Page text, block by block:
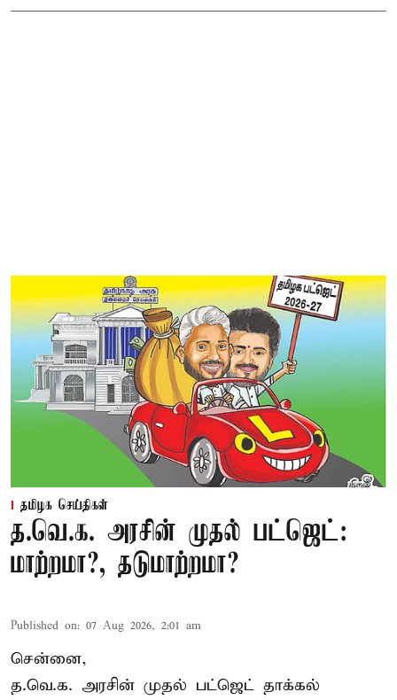
தமிழக செய்திகள்
த.வெ.க. அரசின் முதல் பட்ஜெட்:
மாற்றமா?, தடுமாற்றமா?
Published on: 07 Aug 2026, 2:01 am
சென்னை,
த.வெ.க. அரசின் முதல் பட்ஜெட் தாக்கல்